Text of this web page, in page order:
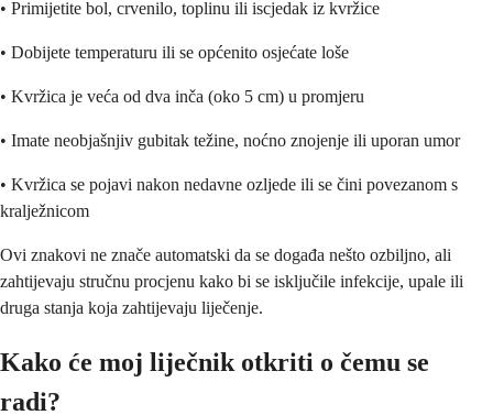
• Primijetite bol, crvenilo, toplinu ili iscjedak iz kvržice
• Dobijete temperaturu ili se općenito osjećate loše
• Kvržica je veća od dva inča (oko 5 cm) u promjeru
• Imate neobjašnjiv gubitak težine, noćno znojenje ili uporan umor
• Kvržica se pojavi nakon nedavne ozljede ili se čini povezanom s
kralježnicom
Ovi znakovi ne znače automatski da se događa nešto ozbiljno, ali
zahtijevaju stručnu procjenu kako bi se isključile infekcije, upale ili
druga stanja koja zahtijevaju liječenje.
Kako će moj liječnik otkriti o čemu se
radi?